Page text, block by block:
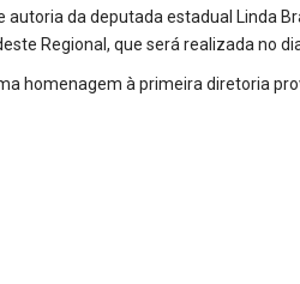
autoria da deputada estadual Linda
Regional, que será realizada no
homenagem à primeira diretoria